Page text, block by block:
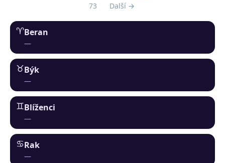
73
Další →
♈︎Beran
—
♉︎Býk
—
♊︎Blíženci
—
♋︎Rak
—